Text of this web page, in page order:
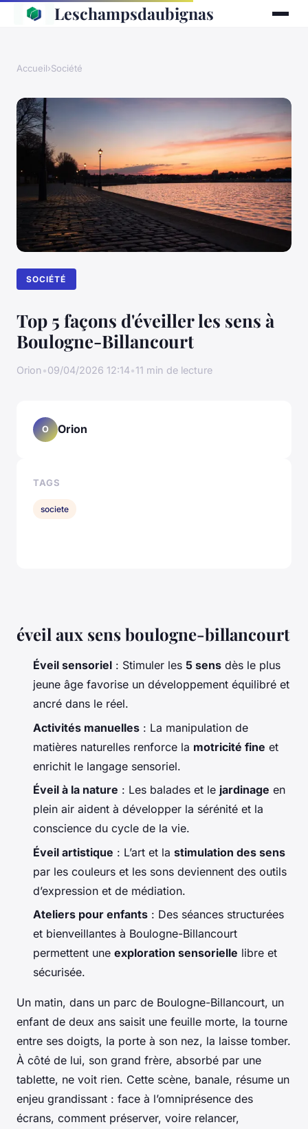
Leschampsdaubignas
Accueil›Société
SOCIÉTÉ
Top 5 façons d'éveiller les sens à
Boulogne-Billancourt
Orion•09/04/2026 12:14•11 min de lecture
éveil aux sens boulogne-billancourt
Éveil sensoriel : Stimuler les 5 sens dès le plus
jeune âge favorise un développement équilibré et
ancré dans le réel.
Activités manuelles : La manipulation de
matières naturelles renforce la motricité fine et
enrichit le langage sensoriel.
Éveil à la nature : Les balades et le jardinage en
plein air aident à développer la sérénité et la
conscience du cycle de la vie.
Éveil artistique : L’art et la stimulation des sens
par les couleurs et les sons deviennent des outils
d’expression et de médiation.
Ateliers pour enfants : Des séances structurées
et bienveillantes à Boulogne-Billancourt
permettent une exploration sensorielle libre et
sécurisée.
Un matin, dans un parc de Boulogne-Billancourt, un
enfant de deux ans saisit une feuille morte, la tourne
entre ses doigts, la porte à son nez, la laisse tomber.
À côté de lui, son grand frère, absorbé par une
tablette, ne voit rien. Cette scène, banale, résume un
enjeu grandissant : face à l’omniprésence des
écrans, comment préserver, voire relancer,
O Orion
TAGS
societe